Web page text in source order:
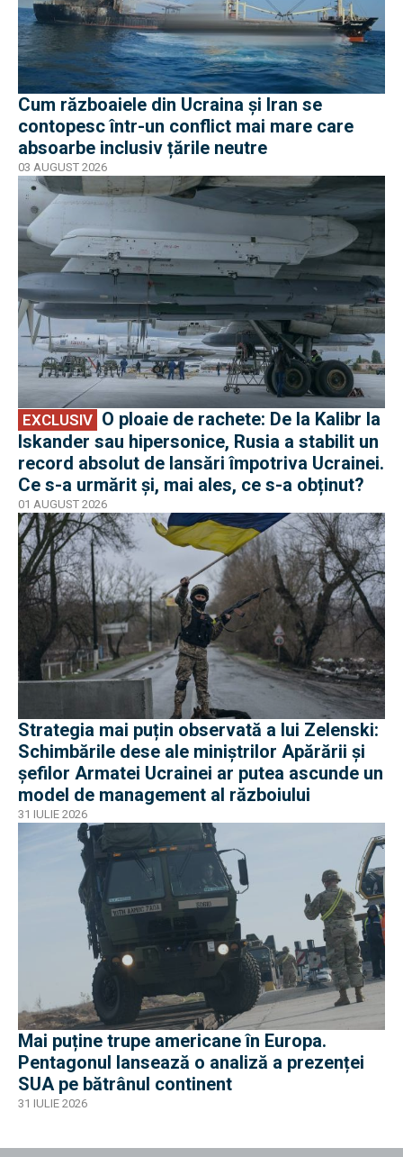
Cum războaiele din Ucraina și Iran se
contopesc într-un conflict mai mare care
absoarbe inclusiv țările neutre
03 AUGUST 2026
EXCLUSIV
EXCLUSIV
Iskander sau hipersonice, Rusia a stabilit un
record absolut de lansări împotriva Ucrainei.
Ce s-a urmărit și, mai ales, ce s-a obținut?
01 AUGUST 2026
Strategia mai puțin observată a lui Zelenski:
Schimbările dese ale miniștrilor Apărării și
șefilor Armatei Ucrainei ar putea ascunde un
model de management al războiului
31 IULIE 2026
Mai puține trupe americane în Europa.
Pentagonul lansează o analiză a prezenței
SUA pe bătrânul continent
31 IULIE 2026